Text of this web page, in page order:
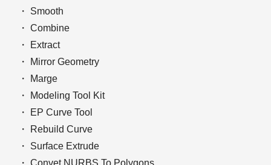
・ Smooth
・ Combine
・ Extract
・ Mirror Geometry
・ Marge
・ Modeling Tool Kit
・ EP Curve Tool
・ Rebuild Curve
・ Surface Extrude
・ Convet NURBS To Polygons